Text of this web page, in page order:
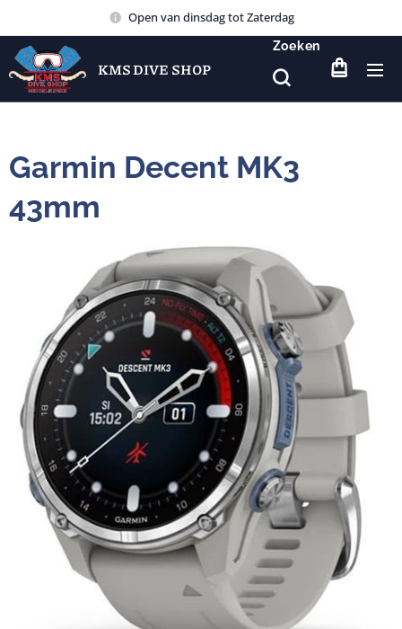
Open van dinsdag tot Zaterdag
KMS DIVE SHOP
Zoeken
Garmin Decent MK3
43mm